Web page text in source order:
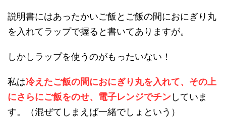
説明書にはあったかいご飯とご飯の間におにぎり丸
を入れてラップで握ると書いてありますが。
しかしラップを使うのがもったいない！
私は冷えたご飯の間におにぎり丸を入れて、 その上
にさらにご飯をのせ、 電子レンジでチンしていま
す。（混ぜてしまえば一緒でしょという）